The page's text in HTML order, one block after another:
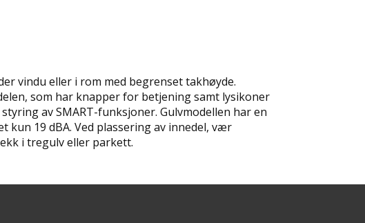
vindu eller i rom med begrenset takhøyde.
som har knapper for betjening samt lysikoner
av SMART-funksjoner. Gulvmodellen har en
19 dBA. Ved plassering av innedel, vær
i tregulv eller parkett.